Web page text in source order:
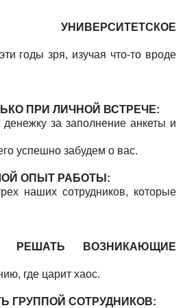
УНИВЕРСИТЕТСКОЕ
годы зря, изучая что-то вроде
ПРИ ЛИЧНОЙ ВСТРЕЧЕ:
за заполнение анкеты и
успешно забудем о вас.
ОПЫТ РАБОТЫ:
наших сотрудников, которые
РЕШАТЬ ВОЗНИКАЮЩИЕ
где царит хаос.
ГРУППОЙ СОТРУДНИКОВ: